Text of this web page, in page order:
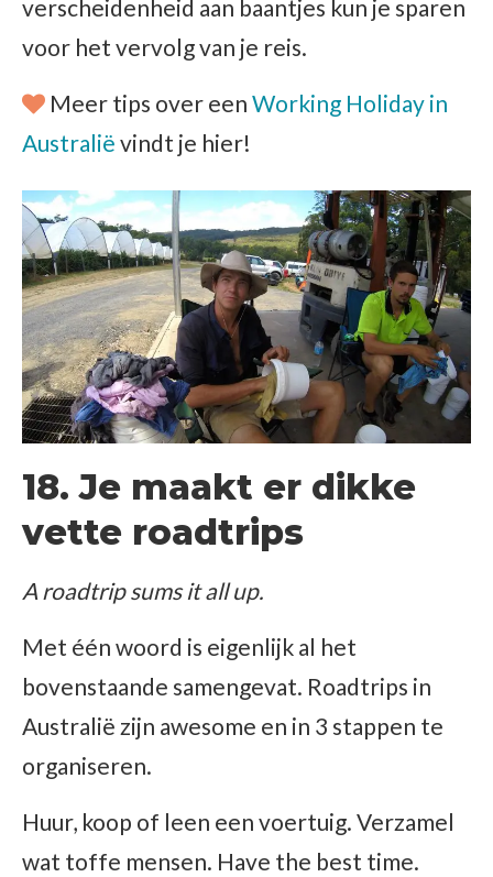
verscheidenheid aan baantjes kun je sparen
voor het vervolg van je reis.
Meer tips over een Working Holiday in
Australië vindt je hier!
18. Je maakt er dikke
vette roadtrips
A roadtrip sums it all up.
Met één woord is eigenlijk al het
bovenstaande samengevat. Roadtrips in
Australië zijn awesome en in 3 stappen te
organiseren.
Huur, koop of leen een voertuig. Verzamel
wat toffe mensen. Have the best time.